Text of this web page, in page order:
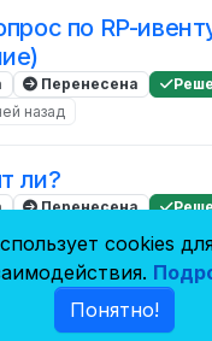
по RP-
Перенесена
назад
ли?
Перенесена
времени
после
cookies
Понятно!